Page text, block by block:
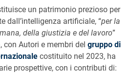
un patrimonio prezioso per
dall’intelligenza artificiale, “per la
della giustizia e del lavoro”
con Autori e membri del gruppo di
costituito nel 2023, ha
prospettive, con i contributi di: